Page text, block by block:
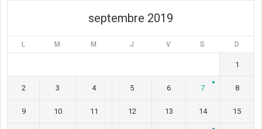
septembre 2019
L M M J V S D
1
2 3 4 5 6 7 8
9 10 11 12 13 14 15